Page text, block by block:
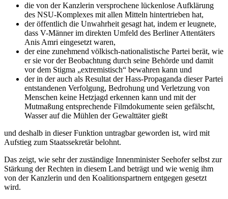
die von der Kanzlerin versprochene lückenlose Aufklärung
des NSU-Komplexes mit allen Mitteln hintertrieben hat,
der öffentlich die Unwahrheit gesagt hat, indem er leugnete,
dass V-Männer im direkten Umfeld des Berliner Attentäters
Anis Amri eingesetzt waren,
der eine zunehmend völkisch-nationalistische Partei berät, wie
er sie vor der Beobachtung durch seine Behörde und damit
vor dem Stigma „extremistisch“ bewahren kann und
der in der auch als Resultat der Hass-Propaganda dieser Partei
entstandenen Verfolgung, Bedrohung und Verletzung von
Menschen keine Hetzjagd erkennen kann und mit der
Mutmaßung entsprechende Filmdokumente seien gefälscht,
Wasser auf die Mühlen der Gewalttäter gießt
und deshalb in dieser Funktion untragbar geworden ist, wird mit
Aufstieg zum Staatssekretär belohnt.
Das zeigt, wie sehr der zuständige Innenminister Seehofer selbst zur
Stärkung der Rechten in diesem Land beträgt und wie wenig ihm
von der Kanzlerin und den Koalitionspartnern entgegen gesetzt
wird.